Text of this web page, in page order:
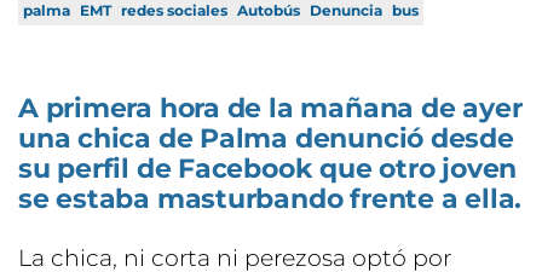
palma EMT redes sociales Autobús Denuncia bus
A primera hora de la mañana de ayer
una chica de Palma denunció desde
su perfil de Facebook que otro joven
se estaba masturbando frente a ella.
La chica, ni corta ni perezosa optó por